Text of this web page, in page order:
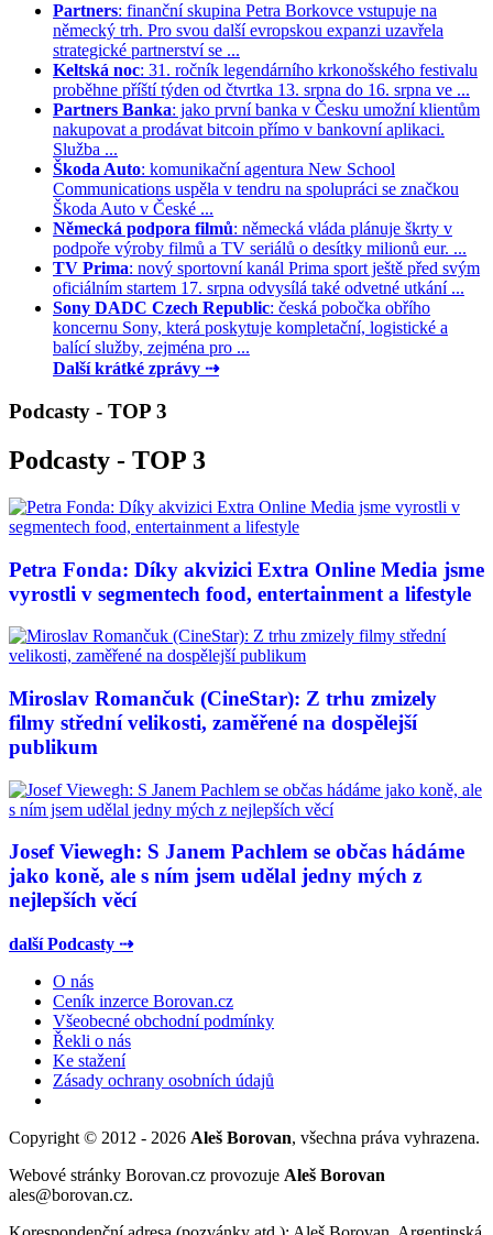
Partners: finanční skupina Petra Borkovce vstupuje na
německý trh. Pro svou další evropskou expanzi uzavřela
strategické partnerství se ...
Keltská noc: 31. ročník legendárního krkonošského festivalu
proběhne příští týden od čtvrtka 13. srpna do 16. srpna ve ...
Partners Banka: jako první banka v Česku umožní klientům
nakupovat a prodávat bitcoin přímo v bankovní aplikaci.
Služba ...
Škoda Auto: komunikační agentura New School
Communications uspěla v tendru na spolupráci se značkou
Škoda Auto v České ...
Německá podpora filmů: německá vláda plánuje škrty v
podpoře výroby filmů a TV seriálů o desítky milionů eur. ...
TV Prima: nový sportovní kanál Prima sport ještě před svým
oficiálním startem 17. srpna odvysílá také odvetné utkání ...
Sony DADC Czech Republic: česká pobočka obřího
koncernu Sony, která poskytuje kompletační, logistické a
balící služby, zejména pro ...
Další krátké zprávy ⇢
Podcasty - TOP 3
Podcasty - TOP 3
Petra Fonda: Díky akvizici Extra Online Media jsme
vyrostli v segmentech food, entertainment a lifestyle
Miroslav Romančuk (CineStar): Z trhu zmizely
filmy střední velikosti, zaměřené na dospělejší
publikum
Josef Viewegh: S Janem Pachlem se občas hádáme
jako koně, ale s ním jsem udělal jedny mých z
nejlepších věcí
další Podcasty ⇢
O nás
Ceník inzerce Borovan.cz
Všeobecné obchodní podmínky
Řekli o nás
Ke stažení
Zásady ochrany osobních údajů
Copyright © 2012 - 2026 Aleš Borovan, všechna práva vyhrazena.
Webové stránky Borovan.cz provozuje Aleš Borovan
ales@borovan.cz.